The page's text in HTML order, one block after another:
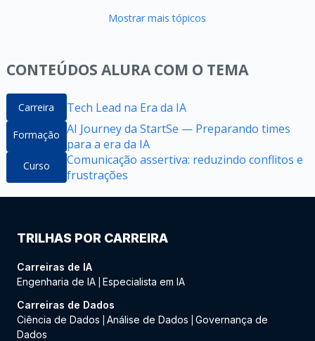
Mostrar mais tópicos
CONTEÚDOS ALURA COM O TEMA
Carreira Tech Lead na Era da IA
Formação AI Journey da StartSe — Preparando times
para a era da IA
Curso
Comunicação assertiva: reduzindo conflitos e
frustrações
TRILHAS POR CARREIRA
Carreiras de IA
Engenharia de IA Especialista em IA
Carreiras de Dados
Ciência de Dados
Análise de Dados
Governança de
Dados